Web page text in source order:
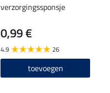
verzorgingssponsje
0,99 €
4.9 26
toevoegen